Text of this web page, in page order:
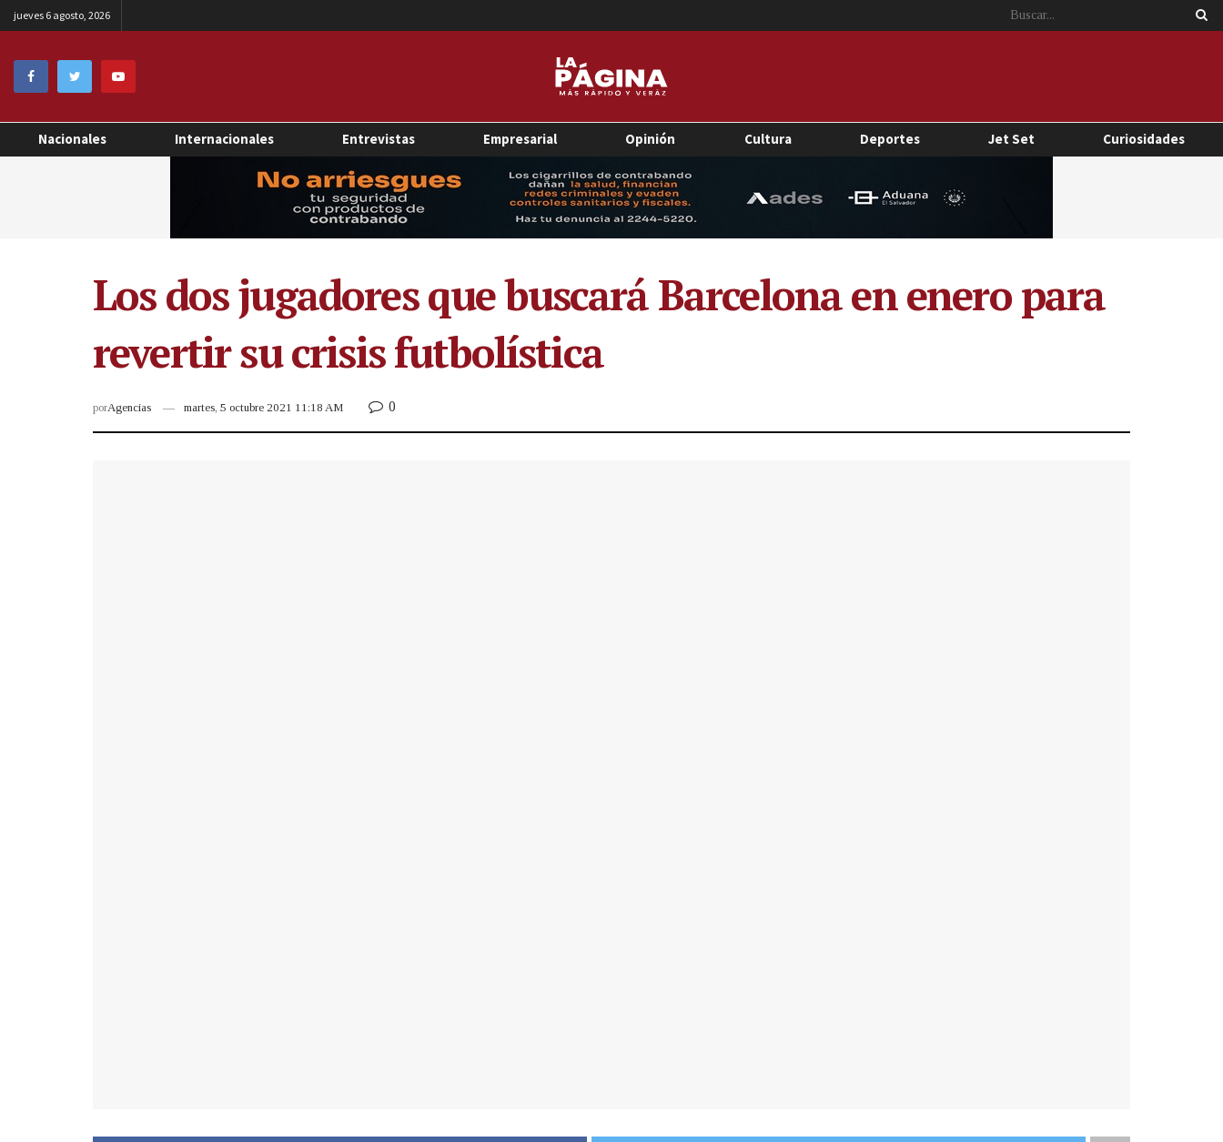
jueves 6 agosto, 2026
Nacionales Internacionales Entrevistas Empresarial Opinión Cultura Deportes Jet Set Curiosidades
Los dos jugadores que buscará Barcelona en enero para
revertir su crisis futbolística
porAgencias martes, 5 octubre 2021 11:18 AM 0